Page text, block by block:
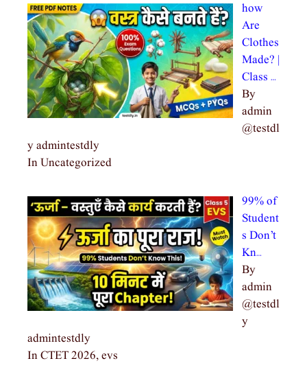
how
Are
Clothes
Made? |
Class …
By
admin
@testdl
y admintestdly
In Uncategorized
99% of
Student
s Don’t
Kn…
By
admin
@testdl
y
admintestdly
In CTET 2026, evs